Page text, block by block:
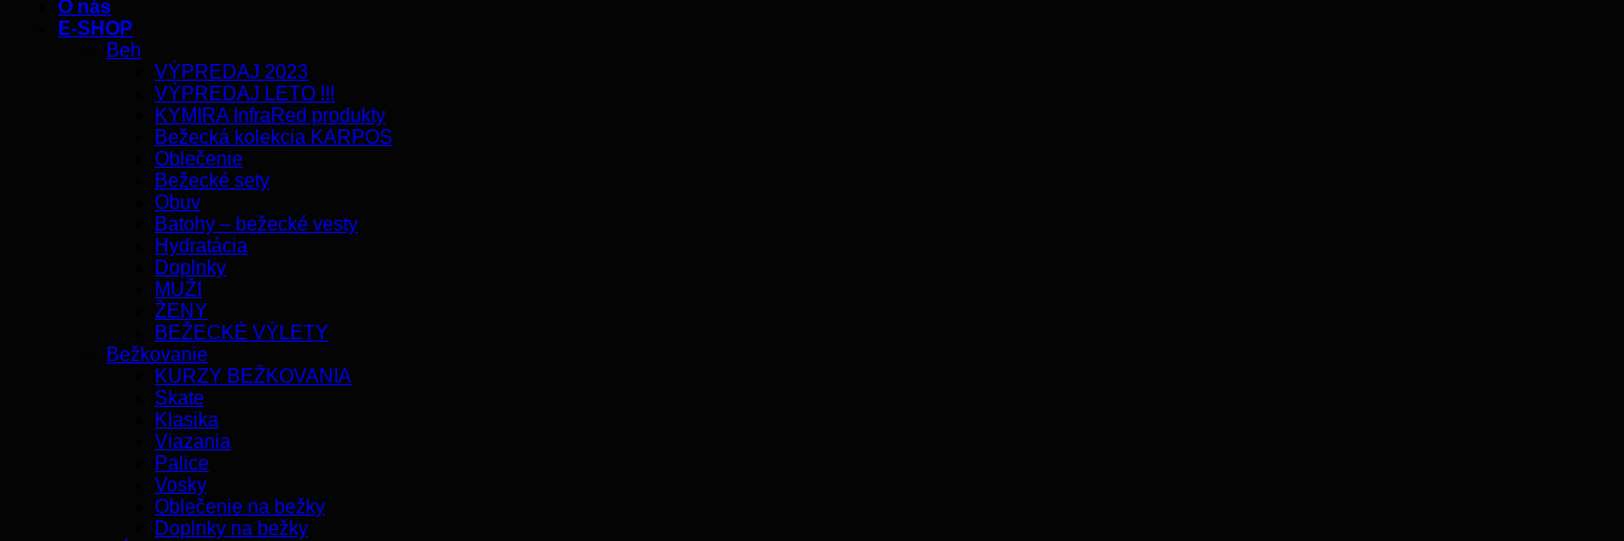
O nás
E-SHOP
Beh
VÝPREDAJ 2023
VÝPREDAJ LETO !!!
KYMIRA InfraRed produkty
Bežecká kolekcia KARPOS
Oblečenie
Bežecké sety
Obuv
Batohy – bežecké vesty
Hydratácia
Doplnky
MUŽI
ŽENY
BEŽECKÉ VÝLETY
Bežkovanie
KURZY BEŽKOVANIA
Skate
Klasika
Viazania
Palice
Vosky
Oblečenie na bežky
Doplnky na bežky